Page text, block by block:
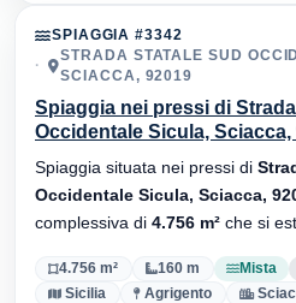
SPIAGGIA #3342
STRADA STATALE SUD
SCIACCA, 92019
Spiaggia nei pressi di
Occidentale Sicula, Sciacca,
Spiaggia situata nei pressi di
Occidentale Sicula, Sciacca,
complessiva di 4.756 m² che si
4.756 m² 160 m Mista
Sicilia
Agrigento